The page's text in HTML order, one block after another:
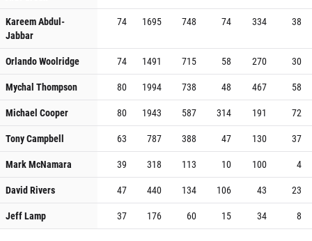
Kareem Abdul-
Jabbar
74 1695 748 74 334 38
Orlando Woolridge 74 1491 715 58 270
30
Mychal Thompson
80 1994 738 48 467
58
Michael Cooper
80 1943 587 314 191
72
Tony Campbell
63 787 388 47 130
37
Mark McNamara
39 318 113 10 100
4
David Rivers
47 440 134 106 43
23
Jeff Lamp
37 176 60 15 34 8